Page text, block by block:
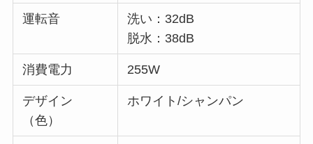
運転音
洗い：32dB
脱水：38dB
消費電力 255W
デザイン
（色）
ホワイト/シャンパン